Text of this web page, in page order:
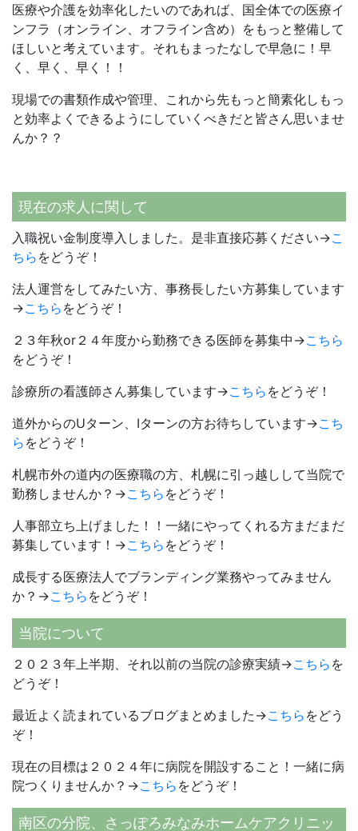
医療や介護を効率化したいのであれば、国全体での医療イ
ンフラ（オンライン、オフライン含め）をもっと整備して
ほしいと考えています。それもまったなしで早急に！早
く、早く、早く！！
現場での書類作成や管理、これから先もっと簡素化しもっ
と効率よくできるようにしていくべきだと皆さん思いませ
んか？？
現在の求人に関して
入職祝い金制度導入しました。是非直接応募ください→こ
ちら をどうぞ！
法人運営をしてみたい方、事務長したい方募集しています
→こちら をどうぞ！
２３年秋or２４年度から勤務できる医師を募集中→こちら
をどうぞ！
診療所の看護師さん募集しています→こちら をどうぞ！
道外からのUターン、Iターンの方お待ちしています→こち
ら をどうぞ！
札幌市外の道内の医療職の方、札幌に引っ越しして当院で
勤務しませんか？→こちら をどうぞ！
人事部立ち上げました！！一緒にやってくれる方まだまだ
募集しています！→こちら をどうぞ！
成長する医療法人でブランディング業務やってみません
か？→こちら をどうぞ！
当院について
２０２３年上半期、それ以前の当院の診療実績→こちら を
どうぞ！
最近よく読まれているブログまとめました→こちら をどう
ぞ！
現在の目標は２０２４年に病院を開設すること！一緒に病
院つくりませんか？→こちら をどうぞ！
南区の分院、さっぽろみなみホームケアクリニッ